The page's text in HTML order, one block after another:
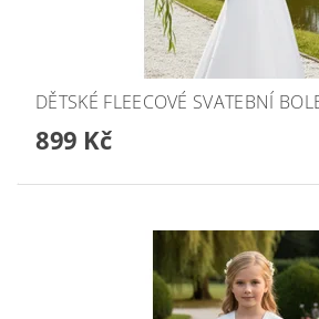
DĚTSKÉ FLEECOVÉ SVATEBNÍ
899 Kč